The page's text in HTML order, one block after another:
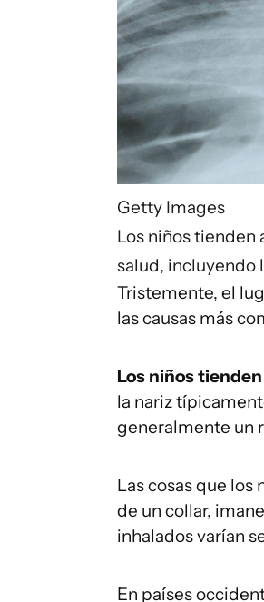
Getty Images
Los niños tienden
salud, incluyendo
Tristemente, el
las causas más
Los niños
la nariz
generalmente un
Las cosas que
de un collar,
inhalados varían
En países